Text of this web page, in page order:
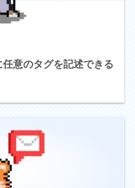
意のタグを記述できる